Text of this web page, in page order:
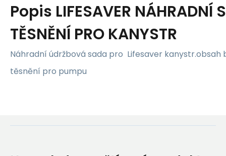
Popis LIFESAVER NÁHRADNÍ
TĚSNĚNÍ PRO KANYSTR
Náhradní údržbová sada pro Lifesaver kanystr.obsah
těsnění pro pumpu